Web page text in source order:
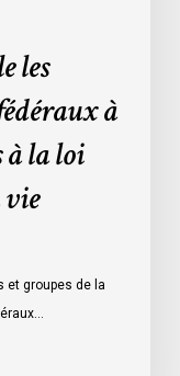
les
à
la loi
et groupes de la